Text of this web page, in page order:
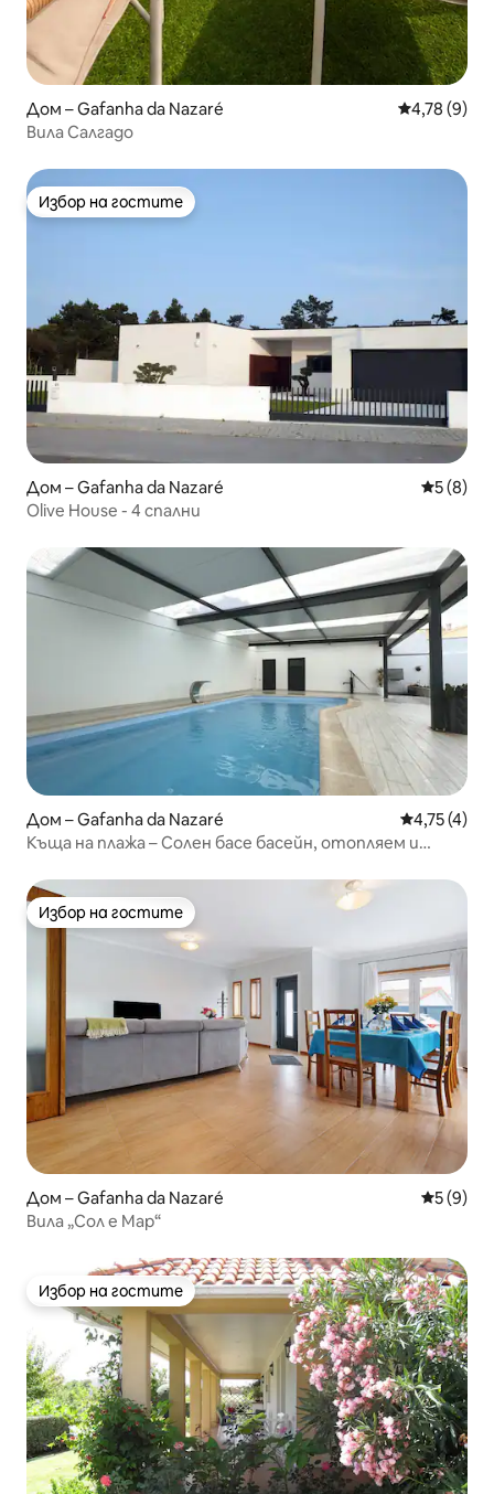
Дом – Gafanha da Nazaré Средна
4,78 (9)
Вила Салгадо
Избор на гостите
Избор на гостите
Дом – Gafanha da Nazaré Средна
5 (8)
Olive House - 4 спални
Дом – Gafanha da Nazaré Средна
4,75 (4)
Къща на плажа – Солен басе басейн, отопляем и
Избор на гостите
Избор на гостите
Дом – Gafanha da Nazaré Средна
5 (9)
Вила „Сол е Мар“
Избор на гостите
Избор на гостите